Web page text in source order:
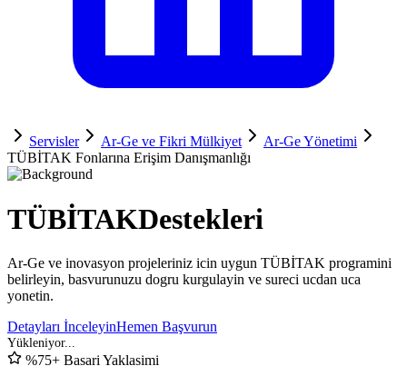
Servisler Ar-Ge ve Fikri Mülkiyet
Ar-Ge Yönetimi
TÜBİTAK Fonlarına Erişim Danışmanlığı
TÜBİTAKDestekleri
Ar-Ge ve inovasyon projeleriniz icin uygun TÜBİTAK programini
belirleyin, basvurunuzu dogru kurgulayin ve sureci ucdan uca
yonetin.
Detayları İnceleyinHemen Başvurun
%75+ Basari Yaklasimi